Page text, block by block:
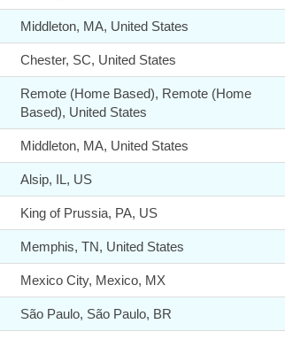
Middleton, MA, United States
Chester, SC, United States
Remote (Home Based), Remote (Home
Based), United States
Middleton, MA, United States
Alsip, IL, US
King of Prussia, PA, US
Memphis, TN, United States
Mexico City, Mexico, MX
São Paulo, São Paulo, BR